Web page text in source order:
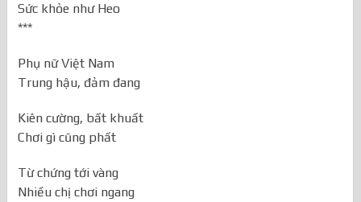
Sức khỏe như Heo
***
Phụ nữ Việt Nam
Trung hậu, đảm đang
Kiên cường, bất khuất
Chơi gì cũng phất
Từ chứng tới vàng
Nhiều chị chơi ngang